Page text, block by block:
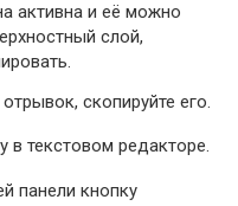
активна и её можно
слой,
скопируйте его.
в текстовом редакторе.
панели кнопку